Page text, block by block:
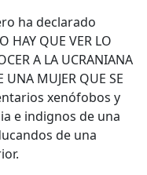
ha declarado
QUE VER LO
A LA UCRANIANA
UNA MUJER QUE SE
xenófobos y
e indignos de una
de una